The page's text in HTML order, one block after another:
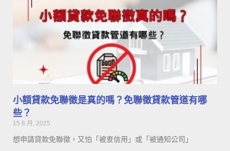
小額貸款免聯徵是真的嗎？免聯徵貸款管道有哪
些？
15 8 月, 2025
想申請貸款免聯徵，又怕「被查信用」或「被通知公司」